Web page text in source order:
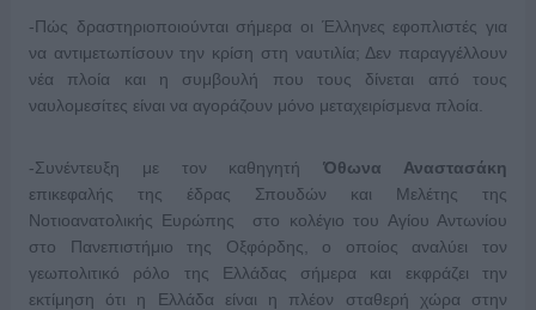
-Πώς δραστηριοποιούνται σήμερα οι Έλληνες εφοπλιστές για
να αντιμετωπίσουν την κρίση στη ναυτιλία; Δεν παραγγέλλουν
νέα πλοία και η συμβουλή που τους δίνεται από τους
ναυλομεσίτες είναι να αγοράζουν μόνο μεταχειρίσμενα πλοία.
-Συνέντευξη με τον καθηγητήΌθωνα Αναστασάκη
επικεφαλής της έδρας Σπουδών και Μελέτης της
Νοτιοανατολικής Ευρώπης στο κολέγιο του Αγίου Αντωνίου
στο Πανεπιστήμιο της Οξφόρδης, ο οποίος αναλύει τον
γεωπολιτικό ρόλο της Ελλάδας σήμερα και εκφράζει την
εκτίμηση ότι η Ελλάδα είναι η πλέον σταθερή χώρα στην